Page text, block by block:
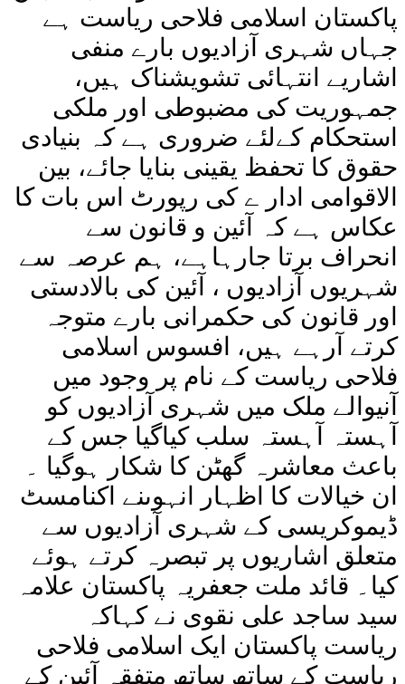
پاکستان اسلامی فلاحی ریاست ہے
جہاں شہری آزادیوں بارے منفی
اشاریے انتہائی تشویشناک ہیں،
جمہوریت کی مضبوطی اور ملکی
استحکام کےلئے ضروری ہے کہ بنیادی
حقوق کا تحفظ یقینی بنایا جائے، بین
الاقوامی ادار ے کی رپورٹ اس بات کا
عکاس ہے کہ آئین و قانون سے
انحراف برتا جارہاہے، ہم عرصہ سے
شہریوں آزادیوں ، آئین کی بالادستی
اور قانون کی حکمرانی بارے متوجہ
کرتے آرہے ہیں، افسوس اسلامی
فلاحی ریاست کے نام پر وجود میں
آنیوالے ملک میں شہری آزادیوں کو
آہستہ آہستہ سلب کیاگیا جس کے
باعث معاشرہ گھٹن کا شکار ہوگیا ۔
ان خیالات کا اظہار انہوںنے اکنامسٹ
ڈیموکریسی کے شہری آزادیوں سے
متعلق اشاریوں پر تبصرہ کرتے ہوئے
کیا۔ قائد ملت جعفریہ پاکستان علامہ
سید ساجد علی نقوی نے کہاکہ
ریاست پاکستان ایک اسلامی فلاحی
ریاست کے ساتھ ساتھ متفقہ آئین کے